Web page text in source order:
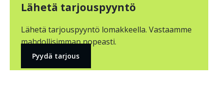
Lähetä tarjouspyyntö
Lähetä tarjouspyyntö lomakkeella. Vastaamme
mahdollisimman nopeasti.
Pyydä tarjous